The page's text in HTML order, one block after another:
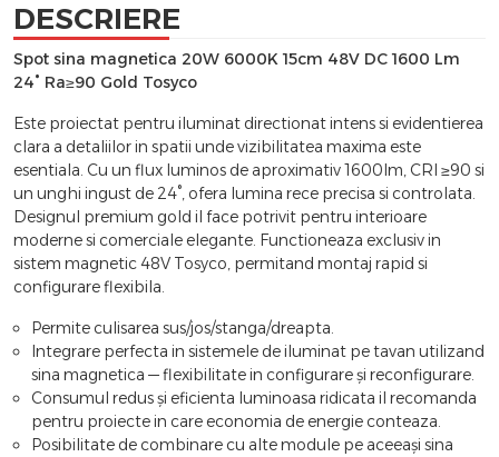
DESCRIERE
Spot sina magnetica 20W 6000K 15cm 48V DC 1600 Lm
24° Ra≥90 Gold Tosyco
Este proiectat pentru iluminat directionat intens si evidentierea
clara a detaliilor in spatii unde vizibilitatea maxima este
esentiala. Cu un flux luminos de aproximativ 1600lm, CRI ≥90 si
un unghi ingust de 24°, ofera lumina rece precisa si controlata.
Designul premium gold il face potrivit pentru interioare
moderne si comerciale elegante. Functioneaza exclusiv in
sistem magnetic 48V Tosyco, permitand montaj rapid si
configurare flexibila.
Permite culisarea sus/jos/stanga/dreapta.
Integrare perfecta in sistemele de iluminat pe tavan utilizand
sina magnetica — flexibilitate in configurare și reconfigurare.
Consumul redus și eficienta luminoasa ridicata il recomanda
pentru proiecte in care economia de energie conteaza.
Posibilitate de combinare cu alte module pe aceeași sina